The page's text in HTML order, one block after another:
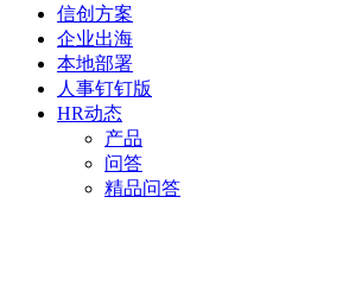
信创方案
企业出海
本地部署
人事钉钉版
HR动态
产品
问答
精品问答